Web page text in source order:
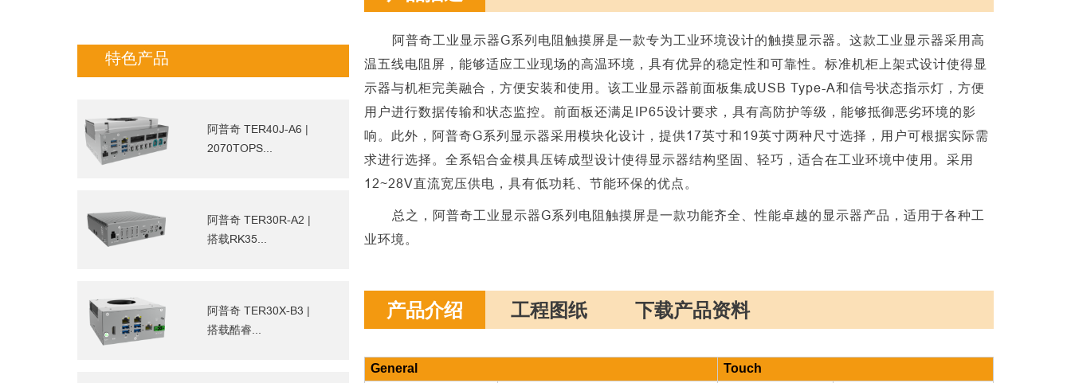
特色产品
阿普奇 TER40J-A6 |
2070TOPS...
阿普奇 TER30R-A2 |
搭载RK35...
阿普奇 TER30X-B3 |
搭载酷睿...
阿普奇工业显示器G系列电阻触摸屏是一款专为工业环境设计的触摸显示器。这款工业显示器采用高
温五线电阻屏，能够适应工业现场的高温环境，具有优异的稳定性和可靠性。标准机柜上架式设计使得显
示器与机柜完美融合，方便安装和使用。该工业 显示器前面板集成USB Type-A和信号状态指示灯，方便
用户进行数据传输和状态监控。前面板还满足IP65设计要求，具有高防护等级，能够抵御恶劣环境的影
响。此外，阿普奇G系列显示器采用模块化设计，提供17英寸和19英寸两种尺寸选择，用户可根据实际需
求进行选择。全系铝合金模具压铸成型设计使得显示器结构坚固、轻巧，适合在工业环境中使用。采用
12~28V直流宽压供电，具有低功耗、节能环保的优点。
总之，阿普奇工业显示器G系列电阻触摸屏是一款功能齐全、性能卓越的显示器产品，适用于各种工
业环境。
产品介绍 工程图纸 下载产品资料
General Touch